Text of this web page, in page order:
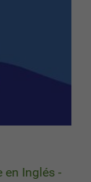
en Inglés -